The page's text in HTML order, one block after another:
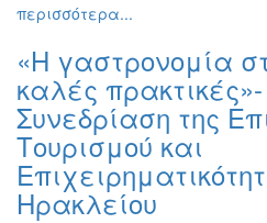
περισσότερα...
«Η γαστρονομία
καλές
Συνεδρίαση της
Τουρισμού και
Ηρακλείου